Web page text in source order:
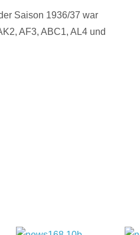
Saison 1936/37 war
AF3, ABC1, AL4 und